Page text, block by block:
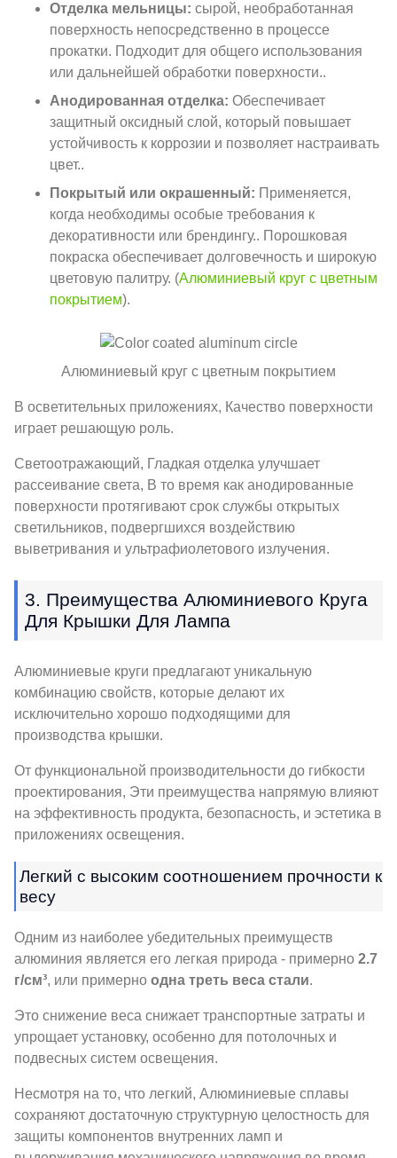
Отделка мельницы: сырой, необработанная
поверхность непосредственно в процессе
прокатки. Подходит для общего использования
или дальнейшей обработки поверхности..
Анодированная отделка: Обеспечивает
защитный оксидный слой, который повышает
устойчивость к коррозии и позволяет настраивать
цвет..
Покрытый или окрашенный: Применяется,
когда необходимы особые требования к
декоративности или брендингу.. Порошковая
покраска обеспечивает долговечность и широкую
цветовую палитру. (Алюминиевый круг с цветным
покрытием).
Алюминиевый круг с цветным покрытием
В осветительных приложениях, Качество поверхности
играет решающую роль.
Светоотражающий, Гладкая отделка улучшает
рассеивание света, В то время как анодированные
поверхности протягивают срок службы открытых
светильников, подвергшихся воздействию
выветривания и ультрафиолетового излучения.
3. Преимущества Алюминиевого Круга
Для Крышки Для Лампа
Алюминиевые круги предлагают уникальную
комбинацию свойств, которые делают их
исключительно хорошо подходящими для
производства крышки.
От функциональной производительности до гибкости
проектирования, Эти преимущества напрямую влияют
на эффективность продукта, безопасность, и эстетика в
приложениях освещения.
Легкий с высоким соотношением прочности к
весу
Одним из наиболее убедительных преимуществ
алюминия является его легкая природа - примерно 2.7
г/см³, или примерно одна треть веса стали.
Это снижение веса снижает транспортные затраты и
упрощает установку, особенно для потолочных и
подвесных систем освещения.
Несмотря на то, что легкий, Алюминиевые сплавы
сохраняют достаточную структурную целостность для
защиты компонентов внутренних ламп и